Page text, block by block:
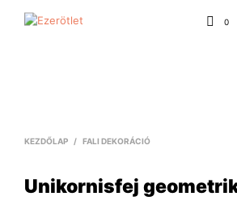
0
KEZDŐLAP / FALI DEKORÁCIÓ
Unikornisfej